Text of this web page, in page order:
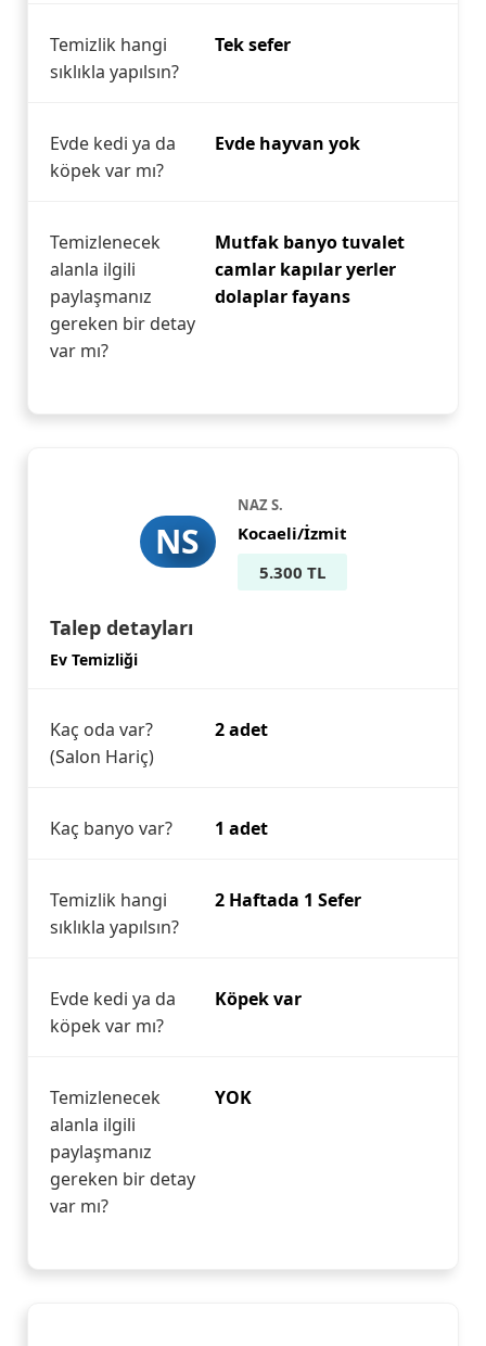
Temizlik hangi
sıklıkla yapılsın?
Tek sefer
Evde kedi ya da
köpek var mı?
Evde hayvan yok
Temizlenecek
alanla ilgili
paylaşmanız
gereken bir detay
var mı?
Mutfak banyo tuvalet
camlar kapılar yerler
dolaplar fayans
NS
NAZ S.
Kocaeli/İzmit
5.300 TL
Talep detayları
Ev Temizliği
Kaç oda var?
(Salon Hariç)
2 adet
Kaç banyo var? 1 adet
Temizlik hangi
sıklıkla yapılsın?
2 Haftada 1 Sefer
Evde kedi ya da
köpek var mı?
Köpek var
Temizlenecek
alanla ilgili
paylaşmanız
gereken bir detay
var mı?
YOK